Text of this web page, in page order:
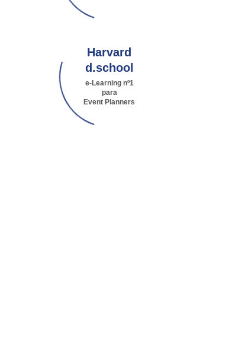
Harvard
d.school
e-Learning nº1
para
Event Planners